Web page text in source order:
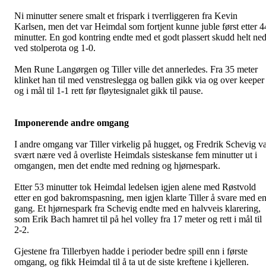
Ni minutter senere smalt et frispark i tverrliggeren fra Kevin
Karlsen, men det var Heimdal som fortjent kunne juble først etter
minutter. En god kontring endte med et godt plassert skudd helt
ved stolperota og 1-0.
Men Rune Langørgen og Tiller ville det annerledes. Fra 35 meter
klinket han til med venstreslegga og ballen gikk via og over keeper
og i mål til 1-1 rett før fløytesignalet gikk til pause.
Imponerende andre omgang
I andre omgang var Tiller virkelig på hugget, og Fredrik Schevig
svært nære ved å overliste Heimdals sisteskanse fem minutter ut i
omgangen, men det endte med redning og hjørnespark.
Etter 53 minutter tok Heimdal ledelsen igjen alene med Røstvold
etter en god bakromspasning, men igjen klarte Tiller å svare med en
gang. Et hjørnespark fra Schevig endte med en halvveis klarering,
som Erik Bach hamret til på hel volley fra 17 meter og rett i mål til
2-2.
Gjestene fra Tillerbyen hadde i perioder bedre spill enn i første
omgang, og fikk Heimdal til å ta ut de siste kreftene i kjelleren.